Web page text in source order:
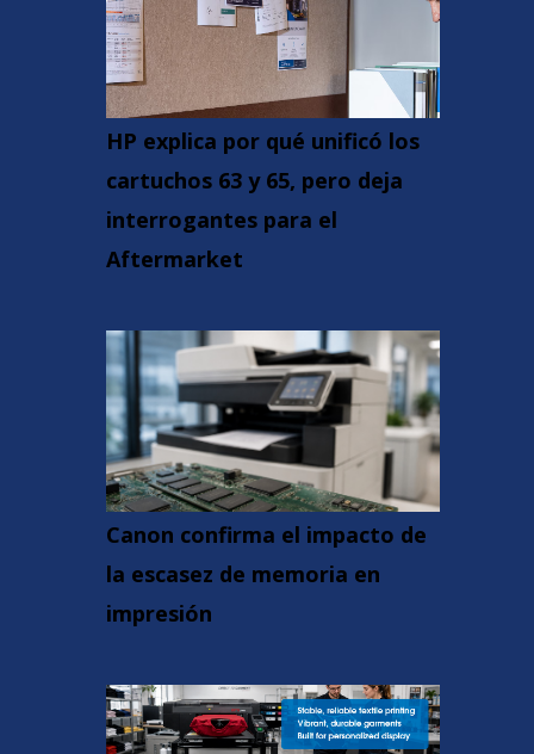
HP explica por qué unificó los
cartuchos 63 y 65, pero deja
interrogantes para el
Aftermarket
Canon confirma el impacto de
la escasez de memoria en
impresión